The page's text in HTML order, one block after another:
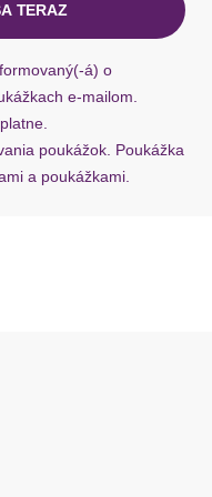
TERAZ
á) o
e-mailom.
poukážok. Poukážka
a poukážkami.